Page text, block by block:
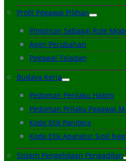
Profil Pegawai Pilihan
Pimpinan Sebagai Role
Agen Perubahan
Pegawai Teladan
Budaya Kerja
Pedoman Perilaku Hakim
Pedoman Prilaku Pegawai
Kode Etik Panitera
Kode Etik Aparatur Sipil
Sistem Pengelolaan Pengadilan